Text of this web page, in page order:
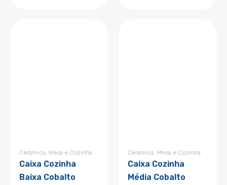
Cerâmica Mesa e Cozinha
Caixa Cozinha
Baixa Cobalto
Cerâmica Mesa e Cozinha
Caixa Cozinha
Média Cobalto